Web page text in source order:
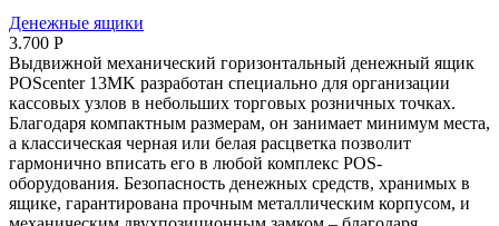
Денежные ящики
3.700 Р
Выдвижной механический горизонтальный денежный ящик
POScenter 13MK разработан специально для организации
кассовых узлов в небольших торговых розничных точках.
Благодаря компактным размерам, он занимает минимум места,
а классическая черная или белая расцветка позволит
гармонично вписать его в любой комплекс POS-
оборудования. Безопасность денежных средств, хранимых в
ящике, гарантирована прочным металлическим корпусом, и